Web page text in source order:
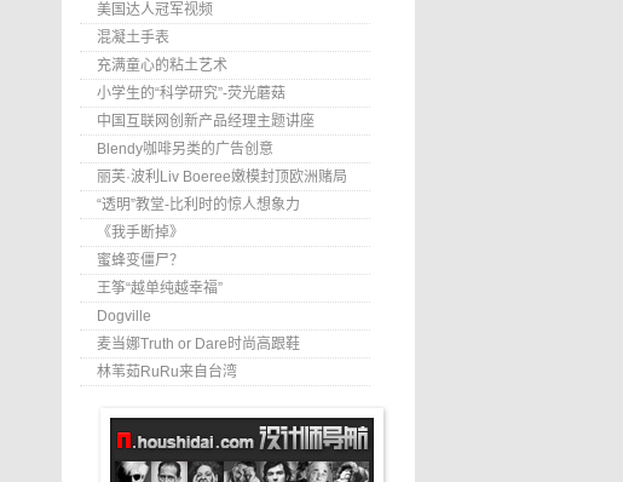
美国达人冠军视频
混凝土手表
充满童心的粘土艺术
小学生的“科学研究”-荧光蘑菇
中国互联网创新产品经理主题讲座
Blendy咖啡另类的广告创意
丽芙·波利Liv Boeree嫩模封顶欧洲赌局
“透明”教堂-比利时的惊人想象力
《我手断掉》
蜜蜂变僵尸？
王筝“越单纯越幸福”
Dogville
麦当娜Truth or Dare时尚高跟鞋
林苇茹RuRu来自台湾